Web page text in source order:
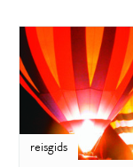
reisgids